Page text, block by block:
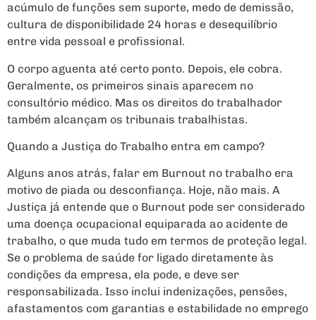
acúmulo de funções sem suporte, medo de demissão,
cultura de disponibilidade 24 horas e desequilíbrio
entre vida pessoal e profissional.
O corpo aguenta até certo ponto. Depois, ele cobra.
Geralmente, os primeiros sinais aparecem no
consultório médico. Mas os direitos do trabalhador
também alcançam os tribunais trabalhistas.
Quando a Justiça do Trabalho entra em campo?
Alguns anos atrás, falar em Burnout no trabalho era
motivo de piada ou desconfiança. Hoje, não mais. A
Justiça já entende que o Burnout pode ser considerado
uma doença ocupacional equiparada ao acidente de
trabalho, o que muda tudo em termos de proteção legal.
Se o problema de saúde for ligado diretamente às
condições da empresa, ela pode, e deve ser
responsabilizada. Isso inclui indenizações, pensões,
afastamentos com garantias e estabilidade no emprego